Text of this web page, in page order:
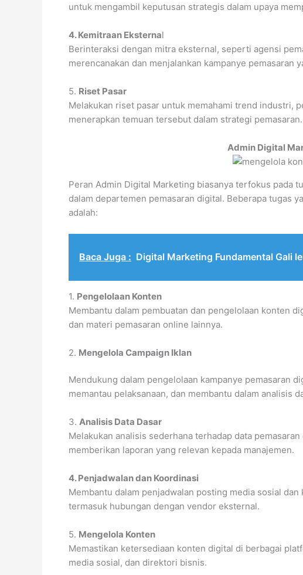
untuk mengambil keputusan strategis dalam upaya
4. Kemitraan Eksternal
Berinteraksi dengan mitra eksternal, seperti agensi
merencanakan dan menjalankan kampanye pemasaran
5. Riset Pasar
Melakukan riset pasar untuk memahami trend industri,
menerapkan temuan tersebut dalam strategi pemasaran.
Admin Digital
Peran Admin Digital Marketing biasanya terfokus pada
dalam departemen pemasaran digital. Beberapa tugas
adalah:
Baca Juga : Digital Marketing Fundamental Gali
1. Pengelolaan Konten
Membantu dalam pembuatan dan pengelolaan konten
dan materi pemasaran online lainnya.
2. Mengelola Campaign Iklan
Mendukung dalam pengelolaan kampanye pemasaran
memantau pelaksanaan, dan membantu dalam analisis
3. Analisis Data Dasar
Melakukan analisis sederhana terhadap data
memberikan laporan yang relevan kepada manajemen.
4. Penjadwalan dan Koordinasi
Membantu dalam penjadwalan posting media sosial
termasuk hubungan dengan vendor eksternal.
5. Mengelola Konten
Memastikan ketersediaan konten digital di berbagai
media sosial, dan direktori bisnis.